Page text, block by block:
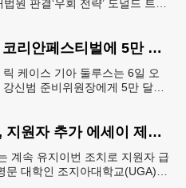
원 판결‘우회 전략’ 도널드 트럼
릭 케이스 기아 코리안페스티벌에 5만 달러 후원
케이스 기아 둘루스는 6일 오
신범 준비위원장에게 5만 달러
조지아텍⋅UGA, 지원자 추가 에세이 제출 폐지
계속 유지이번 조치로 지원자 급
대학인 조지아대학교(UGA)와